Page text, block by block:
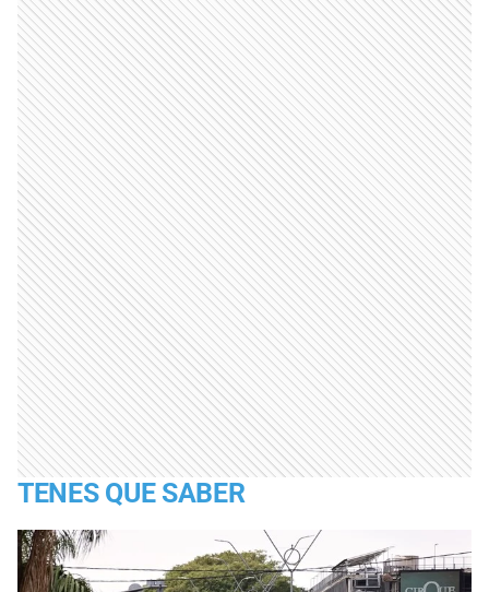
TENES QUE SABER